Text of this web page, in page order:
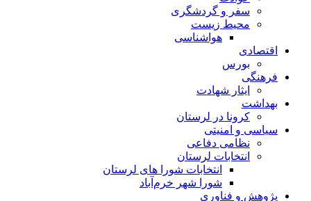
سفر و گردشگری
محیط زیست
هواشناسی
اقتصادی
بورس
فرهنگی
ایثار شهادت
بهداشت
کرونا در لرستان
سیاسی و امنیتی
نظامی دفاعی
انتخابات لرستان
انتخابات شورا های لرستان
شورا شهر خرم‌آباد
پژوهش و فناوری